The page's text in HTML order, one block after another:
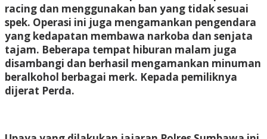
racing dan menggunakan ban yang tidak sesuai
spek. Operasi ini juga mengamankan pengendara
yang kedapatan membawa narkoba dan senjata
tajam. Beberapa tempat hiburan malam juga
disambangi dan berhasil mengamankan minuman
beralkohol berbagai merk. Kepada pemiliknya
dijerat Perda.